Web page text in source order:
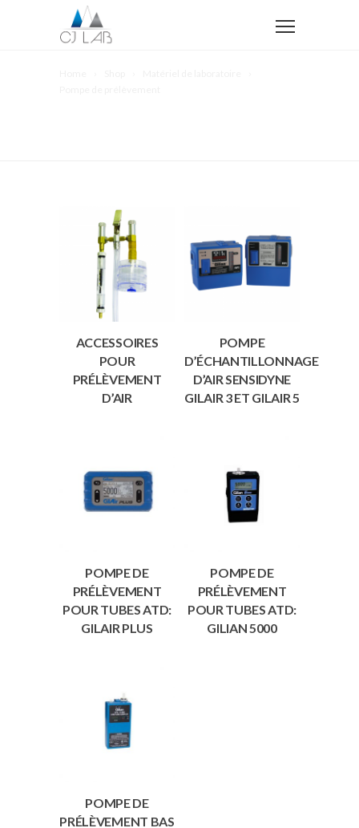
ACCESSOIRES
POUR
PRÉLÈVEMENT
D’AIR
POMPE
D’ÉCHANTILLONNAGE
D’AIR SENSIDYNE
GILAIR 3 ET GILAIR 5
POMPE DE
PRÉLÈVEMENT
POUR TUBES ATD:
GILAIR PLUS
POMPE DE
PRÉLÈVEMENT
POUR TUBES ATD:
GILIAN 5000
POMPE DE
PRÉLÈVEMENT BAS